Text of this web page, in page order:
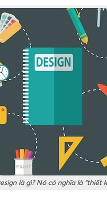
là gì? Nó có nghĩa là “thiết